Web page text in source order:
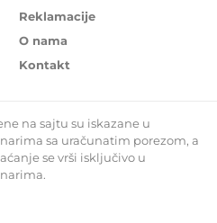
Reklamacije
O nama
Kontakt
na sajtu su iskazane u
sa uračunatim porezom, a
se vrši isključivo u